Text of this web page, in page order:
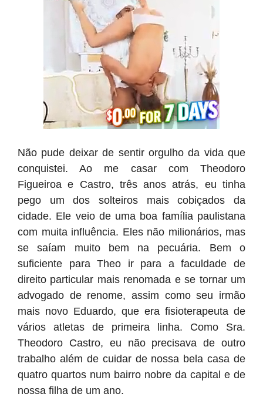
Não pude deixar de sentir orgulho da vida que
conquistei. Ao me casar com Theodoro
Figueiroa e Castro, três anos atrás, eu tinha
pego um dos solteiros mais cobiçados da
cidade. Ele veio de uma boa família paulistana
com muita influência. Eles não milionários, mas
se saíam muito bem na pecuária. Bem o
suficiente para Theo ir para a faculdade de
direito particular mais renomada e se tornar um
advogado de renome, assim como seu irmão
mais novo Eduardo, que era fisioterapeuta de
vários atletas de primeira linha. Como Sra.
Theodoro Castro, eu não precisava de outro
trabalho além de cuidar de nossa bela casa de
quatro quartos num bairro nobre da capital e de
nossa filha de um ano.